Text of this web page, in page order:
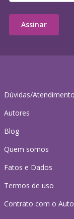
Dúvidas/Atendimento
Autores
Blog
Quem somos
Fatos e Dados
Termos de uso
Contrato com o
Assinar